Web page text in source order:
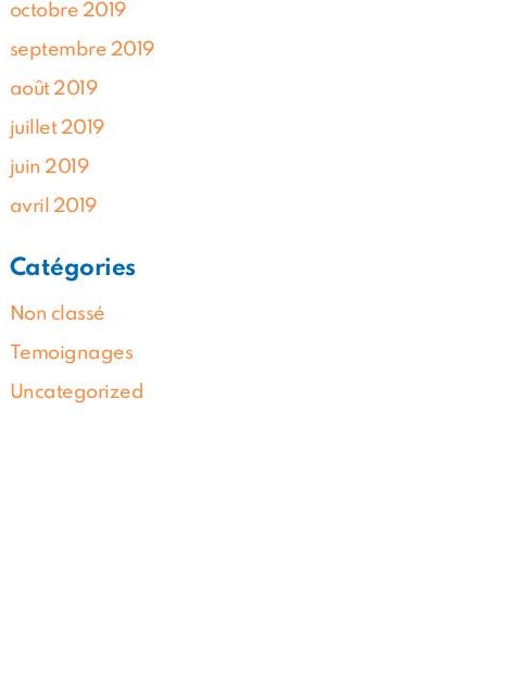
octobre 2019
septembre 2019
août 2019
juillet 2019
juin 2019
avril 2019
Catégories
Non classé
Temoignages
Uncategorized